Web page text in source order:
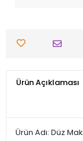
Ürün Açıklaması
Ürün Adı: Düz